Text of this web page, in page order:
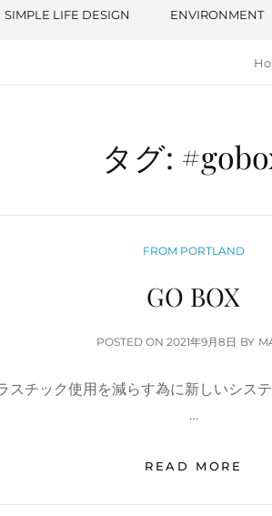
SIMPLE LIFE DESIGN ENVIRONMENT
タグ:
CATEGORIES
FROM PORTLAND
GO BOX
POSTED ONPOSTED
2021年9月8日 BY
スチック使用を減らす為に新しいシス
…
READ MORE